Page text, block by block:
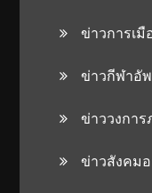
ข่าวการเมื
ข่าวกีฬาอั
ข่าววงกา
ข่าวสังคม